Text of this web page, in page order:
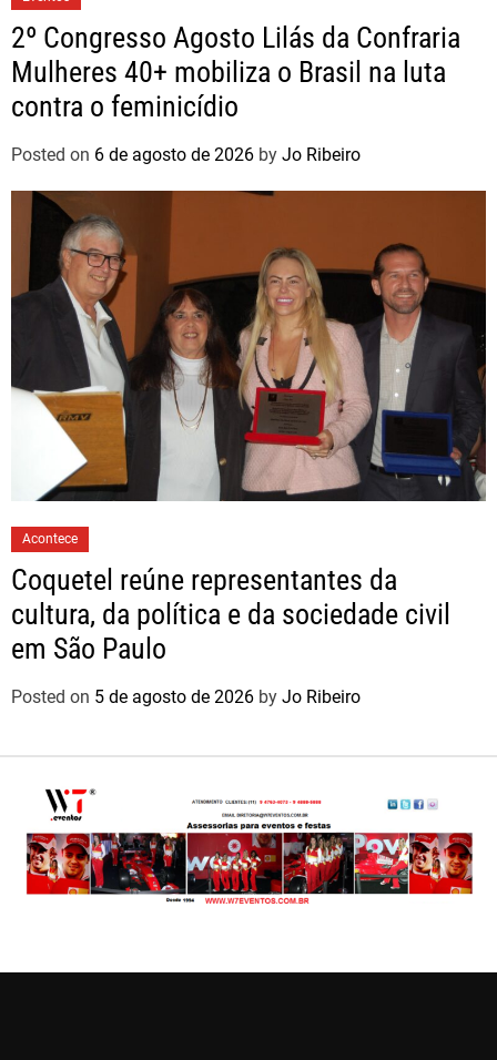
2º Congresso Agosto Lilás da Confraria
Mulheres 40+ mobiliza o Brasil na luta
contra o feminicídio
Posted on 6 de agosto de 2026 by Jo Ribeiro
Acontece
Coquetel reúne representantes da
cultura, da política e da sociedade civil
em São Paulo
Posted on 5 de agosto de 2026 by Jo Ribeiro